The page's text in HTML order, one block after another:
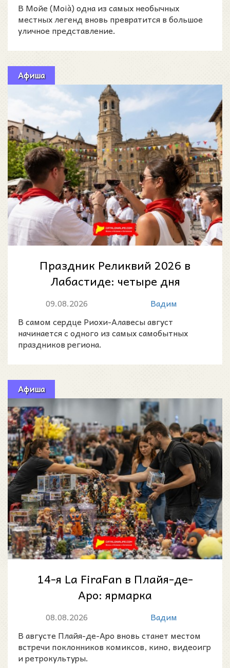
В Мойе (Moià) одна из самых необычных
местных легенд вновь превратится в большое
уличное представление.
Афиша
Праздник Реликвий 2026 в
Лабастиде: четыре дня
традиций, вина, музыки и
народных гуляний
09.08.2026
Вадим
В самом сердце Риохи-Алавесы август
начинается с одного из самых самобытных
праздников региона.
Афиша
14-я La FiraFan в Плайя-де-
Аро: ярмарка
коллекционирования и поп-
культуры на Коста-Браве
08.08.2026
Вадим
В августе Плайя-де-Аро вновь станет местом
встречи поклонников комиксов, кино, видеоигр
и ретрокультуры.